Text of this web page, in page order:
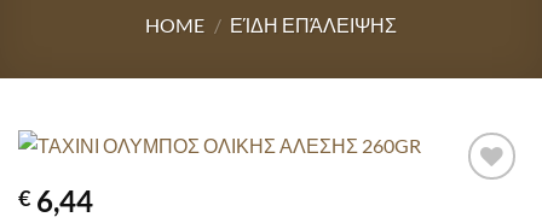
HOME / ΕΊΔΗ ΕΠΆΛΕΙΨΗΣ
€ 6,44